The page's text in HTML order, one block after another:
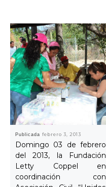
Publicadafebrero 3, 2013
Domingo 03 de febrero
del 2013, la Fundación
Letty Coppel en
coordinación con